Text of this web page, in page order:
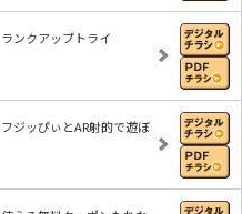
ンクアップトライ
ジッぴぃとAR射的で遊ぼ